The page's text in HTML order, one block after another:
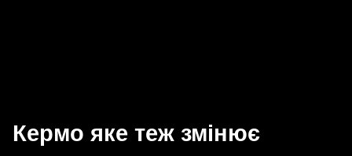
Кермо яке теж змінює